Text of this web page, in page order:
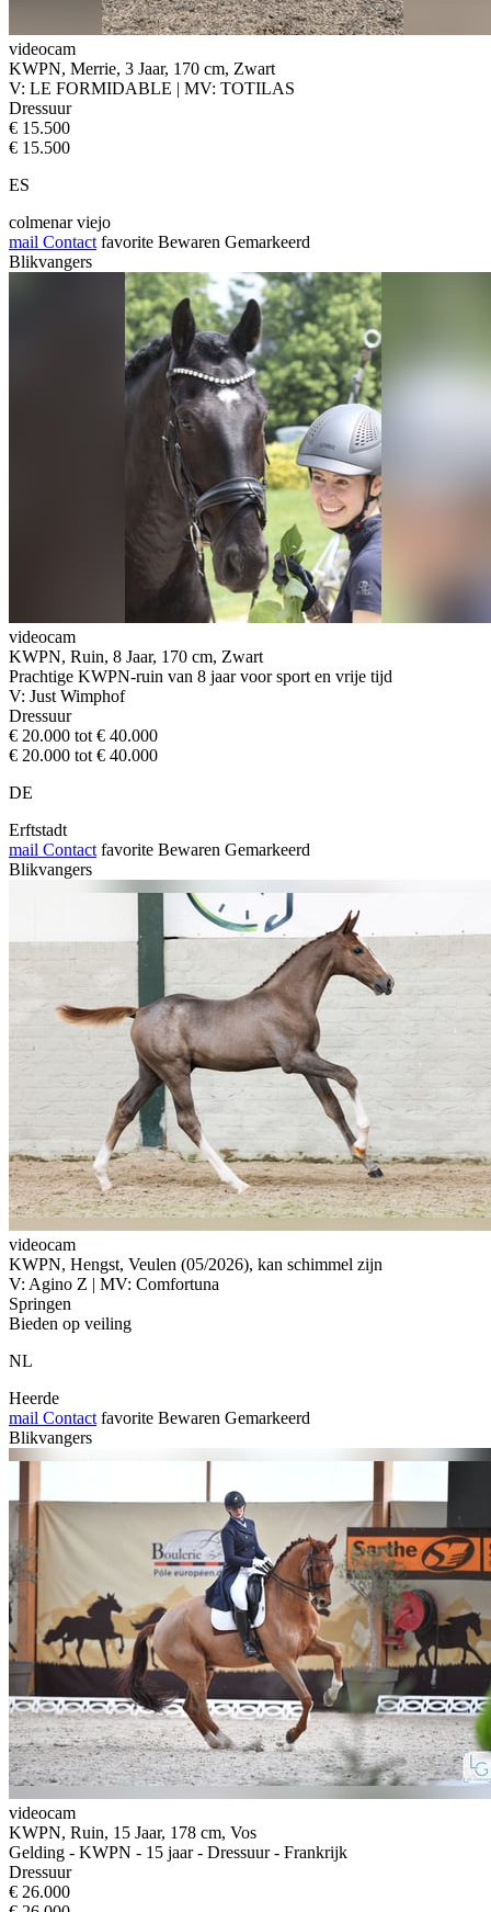
videocam
KWPN, Merrie, 3 Jaar, 170 cm, Zwart
V: LE FORMIDABLE | MV: TOTILAS
Dressuur
€ 15.500
€ 15.500
ES
colmenar viejo
mail Contact favorite Bewaren Gemarkeerd
Blikvangers
videocam
KWPN, Ruin, 8 Jaar, 170 cm, Zwart
Prachtige KWPN-ruin van 8 jaar voor sport en vrije tijd
V: Just Wimphof
Dressuur
€ 20.000 tot € 40.000
€ 20.000 tot € 40.000
DE
Erftstadt
mail Contact favorite Bewaren Gemarkeerd
Blikvangers
videocam
KWPN, Hengst, Veulen (05/2026), kan schimmel zijn
V: Agino Z | MV: Comfortuna
Springen
Bieden op veiling
NL
Heerde
mail Contact favorite Bewaren Gemarkeerd
Blikvangers
videocam
KWPN, Ruin, 15 Jaar, 178 cm, Vos
Gelding - KWPN - 15 jaar - Dressuur - Frankrijk
Dressuur
€ 26.000